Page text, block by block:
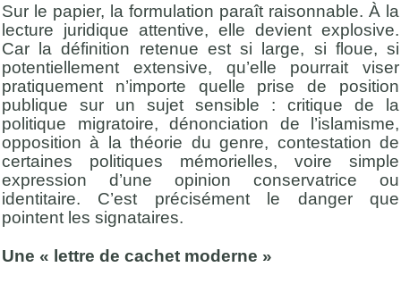
Sur le papier, la formulation paraît raisonnable. À la
lecture juridique attentive, elle devient explosive.
Car la définition retenue est si large, si floue, si
potentiellement extensive, qu’elle pourrait viser
pratiquement n’importe quelle prise de position
publique sur un sujet sensible : critique de la
politique migratoire, dénonciation de l’islamisme,
opposition à la théorie du genre, contestation de
certaines politiques mémorielles, voire simple
expression d’une opinion conservatrice ou
identitaire. C’est précisément le danger que
pointent les signataires.
Une « lettre de cachet moderne »